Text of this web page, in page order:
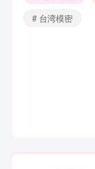
# 台湾模密